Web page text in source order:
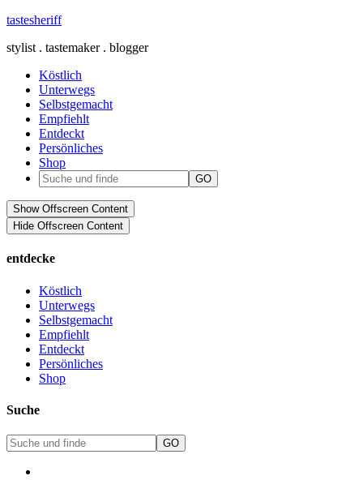
tastesheriff
stylist . tastemaker . blogger
Köstlich
Unterwegs
Selbstgemacht
Empfiehlt
Entdeckt
Persönliches
Shop
Show Offscreen Content
Hide Offscreen Content
entdecke
Köstlich
Unterwegs
Selbstgemacht
Empfiehlt
Entdeckt
Persönliches
Shop
Suche